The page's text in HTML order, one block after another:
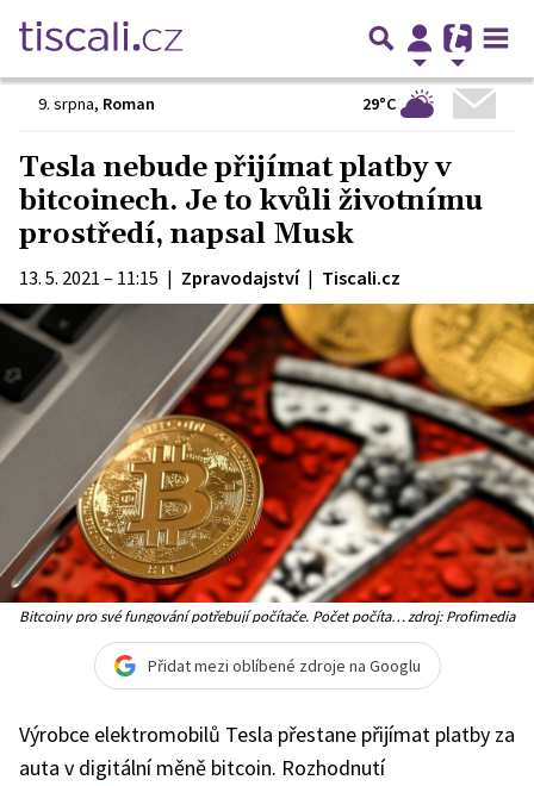
9. srpna, Roman 29°C
Tesla nebude přijímat platby v
bitcoinech. Je to kvůli životnímu
prostředí, napsal Musk
13. 5. 2021 – 11:15 | Zpravodajství | Tiscali.cz
Bitcoiny pro své fungování potřebují počítače. Počet počítačů
stoupá i uhlíková stopa digitální měny
zdroj: Profimedia
Přidat mezi oblíbené zdroje na Googlu
Výrobce elektromobilů Tesla přestane přijímat platby za
auta v digitální měně bitcoin. Rozhodnutí